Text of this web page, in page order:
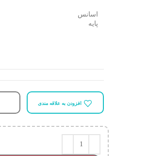
اسانس
پایه
افزودن به علاقه مندی